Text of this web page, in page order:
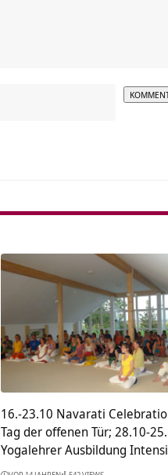
16.-23.10 Navarati
Tag der offenen Tür; 28.10-
Yogalehrer Ausbildung